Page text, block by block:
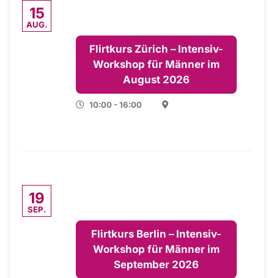
15
AUG.
Flirtkurs Zürich – Intensiv-
Workshop für Männer im
August 2026
10:00 - 16:00
19
SEP.
Flirtkurs Berlin – Intensiv-
Workshop für Männer im
September 2026